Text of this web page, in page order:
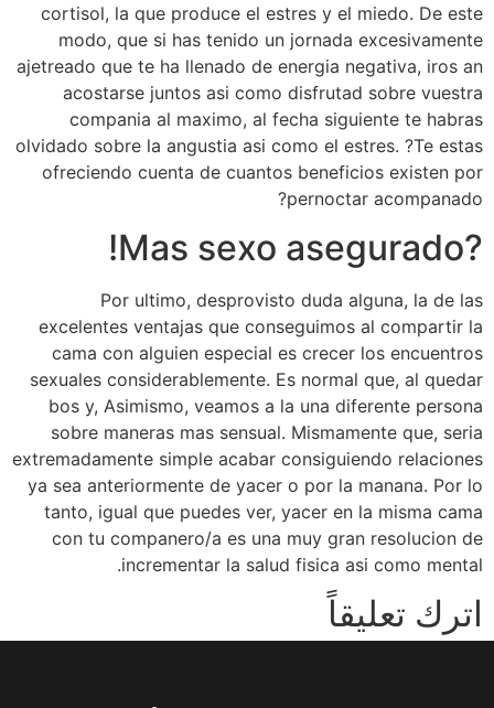
cortisol, la que produce el estres y el miedo. De este
modo, que si has tenido un jornada excesivamente
ajetreado que te ha llenado de energia negativa, iros an
acostarse juntos asi­ como disfrutad sobre vuestra
compania al maximo, al fecha siguiente te habras
olvidado sobre la angustia asi­ como el estres. ?Te estas
ofreciendo cuenta de cuantos beneficios existen por
pernoctar acompanado?
?Mas sexo asegurado!
Por ultimo, desprovisto duda alguna, la de las
excelentes ventajas que conseguimos al compartir la
cama con alguien especial es crecer los encuentros
sexuales considerablemente. Es normal que, al quedar
bos y, Asimismo, veamos a la una diferente persona
sobre maneras mas sensual. Mismamente que, seri­a
extremadamente simple acabar consiguiendo relaciones
ya sea anteriormente de yacer o por la manana. Por lo
tanto, igual que puedes ver, yacer en la misma cama
con tu companero/a es una muy gran resolucion de
incrementar la salud fisica asi­ como mental.
اترك تعليقاً